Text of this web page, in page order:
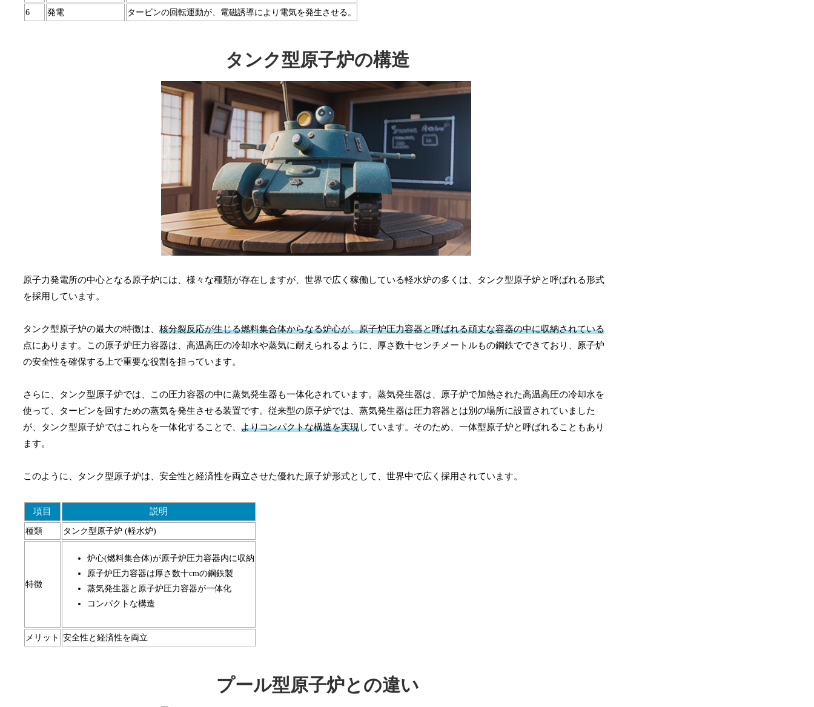
6 発電 タービンの回転運動が、電磁誘導により電気を発生させる。
タンク型原子炉の構造
原子力発電所の中心となる原子炉には、様々な種類が存在しますが、世界で広く稼働している軽水炉の多くは、タンク型原子炉と呼ばれる形式
を採用しています。
タンク型原子炉の最大の特徴は、 核分裂反応が生じる燃料集合体からなる炉心が、原子炉圧力容器と呼ばれる頑丈な容器の中に収納されている
点にあります。この原子炉圧力容器は、高温高圧の冷却水や蒸気に耐えられるように、厚さ数十センチメートルもの鋼鉄でできており、原子炉
の安全性を確保する上で重要な役割を担っています。
さらに、タンク型原子炉では、この圧力容器の中に蒸気発生器も一体化されています。蒸気発生器は、原子炉で加熱された高温高圧の冷却水を
使って、タービンを回すための蒸気を発生させる装置です。従来型の原子炉では、蒸気発生器は圧力容器とは別の場所に設置されていました
が、タンク型原子炉ではこれらを一体化することで、 よりコンパクトな構造を実現しています。そのため、一体型原子炉と呼ばれることもあり
ます。
このように、タンク型原子炉は、安全性と経済性を両立させた優れた原子炉形式として、世界中で広く採用されています。
項目 説明
種類 タンク型原子炉 (軽水炉)
特徴
炉心(燃料集合体)が原子炉圧力容器内に収納
原子炉圧力容器は厚さ数十cmの鋼鉄製
蒸気発生器と原子炉圧力容器が一体化
コンパクトな構造
メリット 安全性と経済性を両立
プール型原子炉との違い